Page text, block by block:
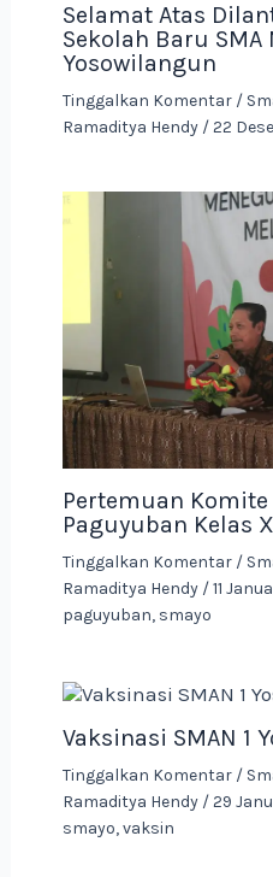
Selamat Atas
Sekolah Baru SMA
Yosowilangun
Tinggalkan Komentar /
Ramaditya Hendy /22
Pertemuan
Paguyuban Kelas
Tinggalkan Komentar /
Ramaditya Hendy /11
paguyuban, smayo
Vaksinasi SMAN 1
Tinggalkan Komentar /
Ramaditya Hendy /29
smayo,vaksin